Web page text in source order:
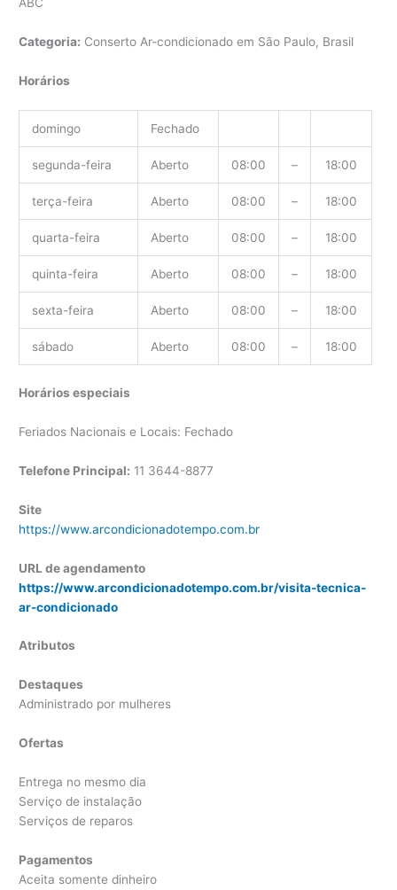
Categoria: Conserto Ar-condicionado em São Paulo, Brasil
Horários
domingo Fechado
segunda-feira Aberto 08:00 – 18:00
terça-feira Aberto 08:00 – 18:00
quarta-feira Aberto 08:00 – 18:00
quinta-feira Aberto 08:00 – 18:00
sexta-feira Aberto 08:00 – 18:00
sábado Aberto 08:00 – 18:00
Horários especiais
Feriados Nacionais e Locais: Fechado
Telefone Principal: 11 3644-8877
Site
https://www.arcondicionadotempo.com.br
URL de agendamento
https://www.arcondicionadotempo.com.br/visita-tecnica-
ar-condicionado
Atributos
Destaques
Administrado por mulheres
Ofertas
Entrega no mesmo dia
Serviço de instalação
Serviços de reparos
Pagamentos
Aceita somente dinheiro